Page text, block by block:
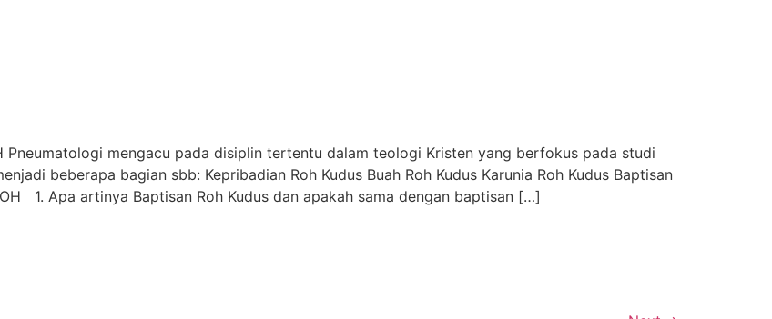
Pneumatologi mengacu pada disiplin tertentu dalam teologi Kristen yang berfokus pada studi
beberapa bagian sbb: Kepribadian Roh Kudus Buah Roh Kudus Karunia Roh Kudus Baptisan
1. Apa artinya Baptisan Roh Kudus dan apakah sama dengan baptisan […]